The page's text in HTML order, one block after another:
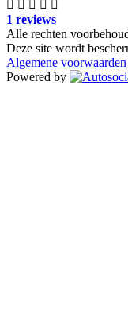
1 reviews
Alle rechten
Deze site wordt
Algemene voorwaarden
Powered by